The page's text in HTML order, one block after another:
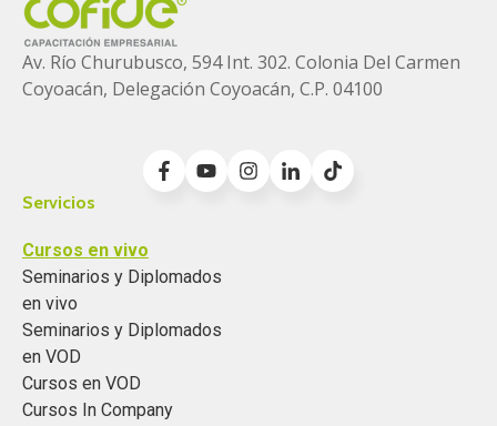
Av. Río Churubusco, 594 Int. 302. Colonia Del Carmen
Coyoacán, Delegación Coyoacán, C.P. 04100
Servicios
Cursos en vivo
Seminarios y Diplomados
en vivo
Seminarios y Diplomados
en VOD
Cursos en VOD
Cursos In Company